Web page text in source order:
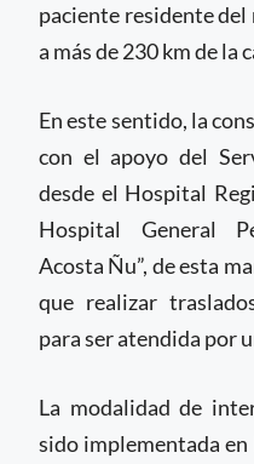
paciente residente del
a más de 230 km de la
En este sentido, la
con el apoyo del
desde el Hospital
Hospital General
Acosta Ñu”, de esta
que realizar
para ser atendida por
La modalidad de
sido implementada en